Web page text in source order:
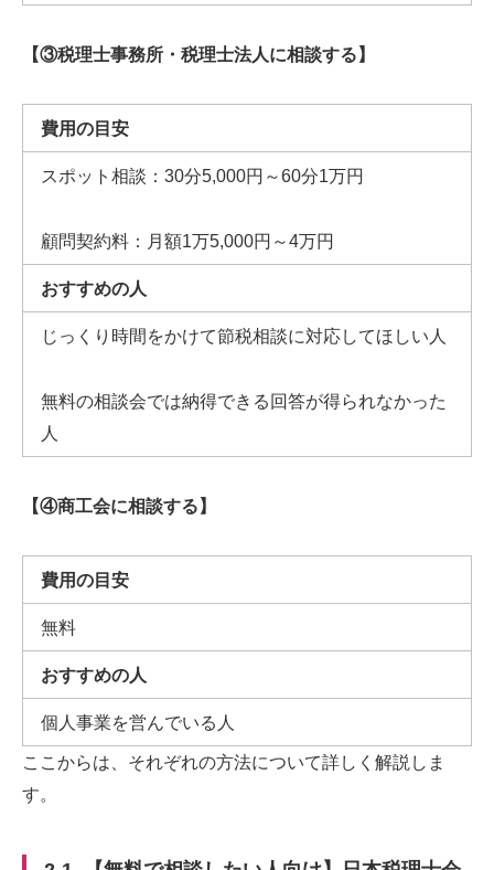
【③税理士事務所・税理士法人に相談する】
費用の目安
スポット相談： 30分5,000円～60分1万円
顧問契約料：月額1万5,000円～4万円
おすすめの人
じっくり時間をかけて節税相談に対応してほしい人
無料の相談会では納得できる回答が得られなかった
人
【④商工会に相談する】
費用の目安
無料
おすすめの人
個人事業を営んでいる人
ここからは、それぞれの方法について詳しく解説しま
す。